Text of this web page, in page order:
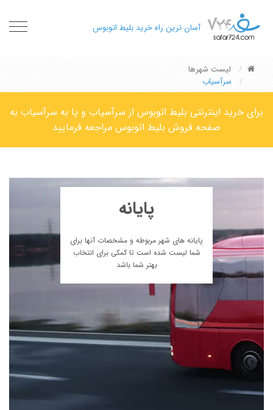
آسان ترین راه خرید بلیط اتوبوس
لیست شهرها
سرآسیاب
برای خرید اینترنتی بلیط اتوبوس از سرآسیاب و یا به سرآسیاب به
صفحه فروش بلیط اتوبوس مراجعه فرمایید
پایانه
پایانه های شهر مربوطه و مشخصات آنها برای
شما لیست شده است تا کمکی برای انتخاب
بهتر شما باشد